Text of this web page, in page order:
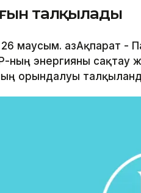
талқылады
маусым. ҚазАқпарат -
ның энергияны сақтау
орындалуы